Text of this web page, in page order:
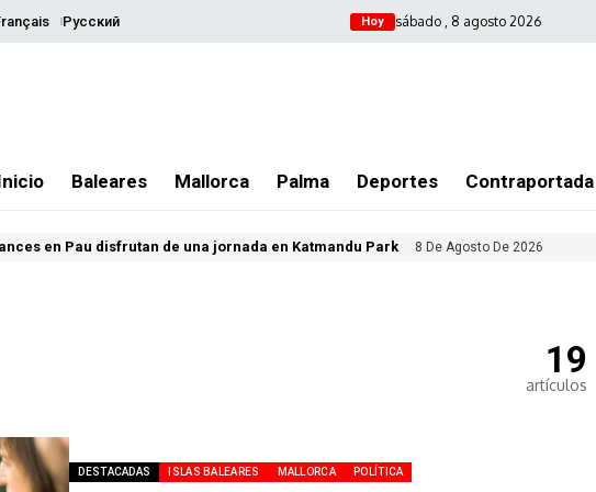
Русский Hoy sábado , 8 agosto 2026
Baleares Mallorca Palma Deportes Contraportada
en Pau disfrutan de una jornada en Katmandu Park 8 De Agosto De 2026
19
artículos
DESTACADAS ISLAS BALEARES MALLORCA POLÍTICA